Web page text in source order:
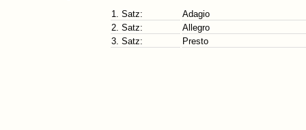
1. Satz:
Adagio
2. Satz:
Allegro
3. Satz:
Presto